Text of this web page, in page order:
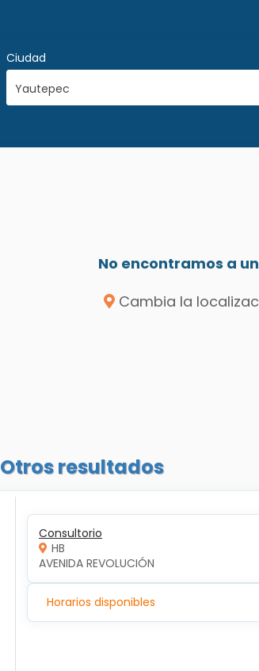
Ciudad
Yautepec
No encontramos a
Cambia la
Otros resultados
Consultorio
HB
AVENIDA REVOLUCIÓN
Horarios disponibles